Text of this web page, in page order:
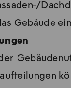
Gebäude